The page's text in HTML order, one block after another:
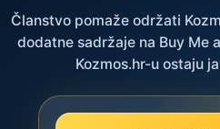
Članstvo pomaže održati
dodatne sadržaje na Buy Me
Kozmos.hr-u ostaju